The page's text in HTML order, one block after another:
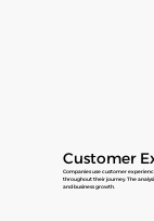
Customer
Companies use customer
throughout their journey. The
and business growth.